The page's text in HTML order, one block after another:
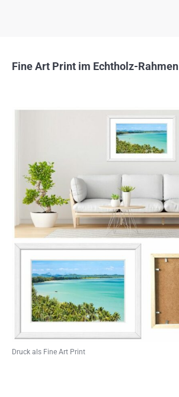
Fine Art Print im Echtholz-Rahmen
Druck als Fine Art Print